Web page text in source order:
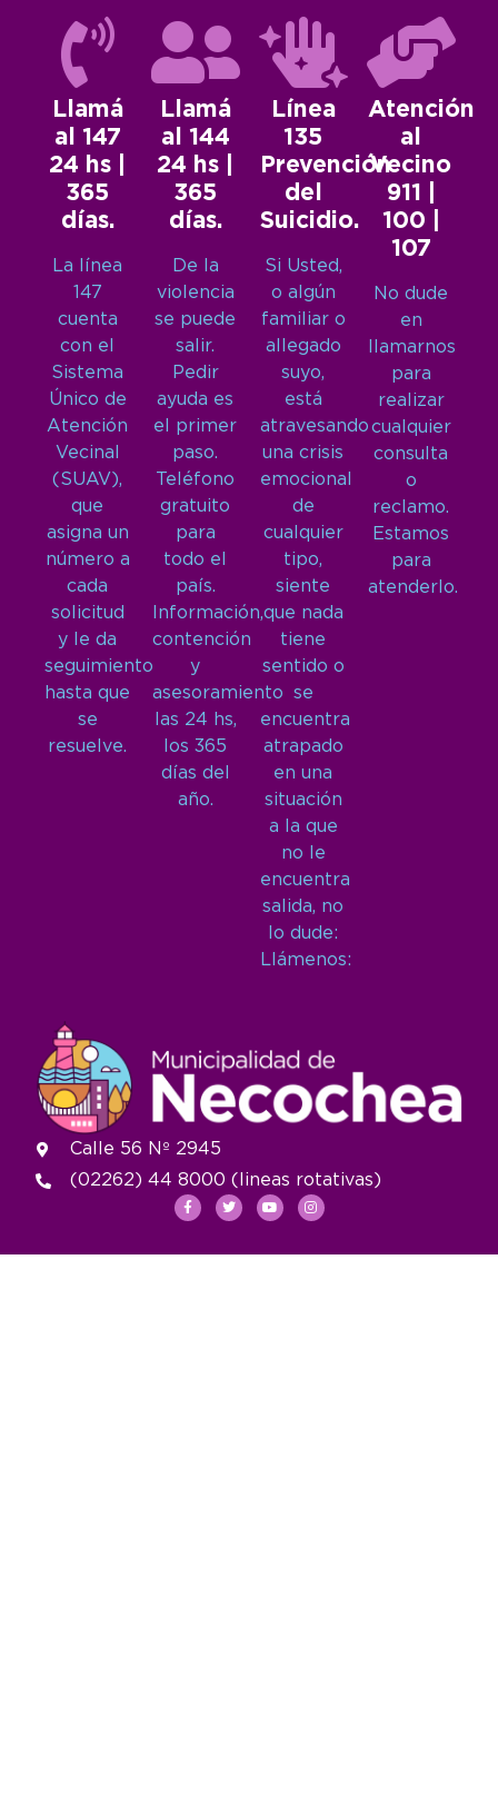
Llamá
al 147
24 hs |
365
días.
La línea
147
cuenta
con el
Sistema
Único de
Atención
Vecinal
(SUAV),
que
asigna un
número a
cada
solicitud
y le da
seguimiento
hasta que
se
resuelve.
Llamá
al 144
24 hs |
365
días.
De la
violencia
se puede
salir.
Pedir
ayuda es
el primer
paso.
Teléfono
gratuito
para
todo el
país.
Información,
contención
y
asesoramiento
las 24 hs,
los 365
días del
año.
Línea
135
Prevención
del
Suicidio.
Si Usted,
o algún
familiar o
allegado
suyo,
está
atravesando
una crisis
emocional
de
cualquier
tipo,
siente
que nada
tiene
sentido o
se
encuentra
atrapado
en una
situación
a la que
no le
encuentra
salida, no
lo dude:
Llámenos:
Atención
al
Vecino
911 |
100 |
107
No dude
en
llamarnos
para
realizar
cualquier
consulta
o
reclamo.
Estamos
para
atenderlo.
Calle 56 Nº 2945
(02262) 44 8000 (lineas rotativas)